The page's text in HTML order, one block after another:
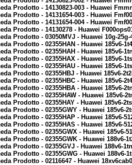
Prodotto - 14130823-003 - Huawei
Prodotto - 14131654-003 - Huawei
Prodotto - 14131654-004 - Huawei
Prodotto - 14130278 - Huawei
Prodotto - 03050MVJ - Huawei 10g-
Prodotto - 02355HAN - Huawei 185v6-
Prodotto - 02355HAH - Huawei 185v6-
Prodotto - 02355HAX - Huawei 185v6-
Prodotto - 02355HAU - Huawei 185v6-
Prodotto - 02355HBJ - Huawei 185v6-
Prodotto - 02355HBC - Huawei 185v6-
Prodotto - 02355HBA - Huawei 185v6-
Prodotto - 02355HAW - Huawei 185v6-
Prodotto - 02355HAY - Huawei 185v6-
Prodotto - 02355GWY - Huawei 185v6-
Prodotto - 02355HAP - Huawei 185v6-
Prodotto - 02355HAS - Huawei 185v6-
Prodotto - 02355GWX - Huawei 185v6-
Prodotto - 02355GWK - Huawei 188v6-
Prodotto - 02355GVJ - Huawei 188v6-
Prodotto - 02355GWG - Huawei 188v6-
Prodotto - 02116647 - Huawei